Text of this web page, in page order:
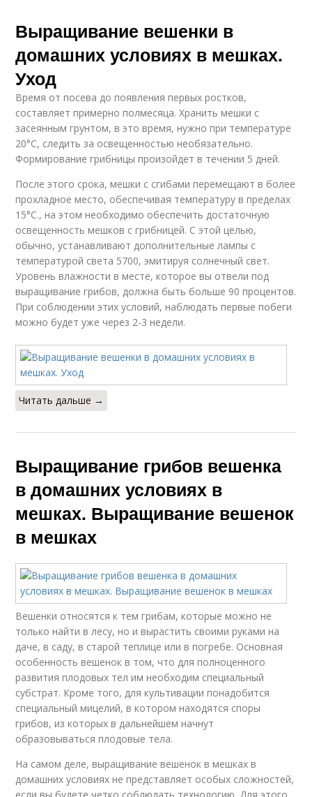
Выращивание вешенки в
домашних условиях в мешках.
Уход
Время от посева до появления первых ростков,
составляет примерно полмесяца. Хранить мешки с
засеянным грунтом, в это время, нужно при температуре
20°С, следить за освещенностью необязательно.
Формирование грибницы произойдет в течении 5 дней.
После этого срока, мешки с сгибами перемещают в более
прохладное место, обеспечивая температуру в пределах
15°С., на этом необходимо обеспечить достаточную
освещенность мешков с грибницей. С этой целью,
обычно, устанавливают дополнительные лампы с
температурой света 5700, эмитируя солнечный свет.
Уровень влажности в месте, которое вы отвели под
выращивание грибов, должна быть больше 90 процентов.
При соблюдении этих условий, наблюдать первые побеги
можно будет уже через 2-3 недели.
Читать дальше →
Выращивание грибов вешенка
в домашних условиях в
мешках. Выращивание вешенок
в мешках
Вешенки относятся к тем грибам, которые можно не
только найти в лесу, но и вырастить своими руками на
даче, в саду, в старой теплице или в погребе. Основная
особенность вешенок в том, что для полноценного
развития плодовых тел им необходим специальный
субстрат. Кроме того, для культивации понадобится
специальный мицелий, в котором находятся споры
грибов, из которых в дальнейшем начнут
образовываться плодовые тела.
На самом деле, выращивание вешенок в мешках в
домашних условиях не представляет особых сложностей,